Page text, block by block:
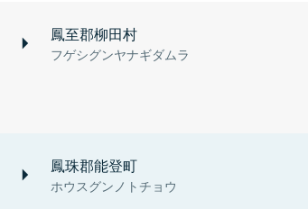
鳳至郡柳田村
フゲシグンヤナギダムラ
鳳珠郡能登町
ホウスグンノトチョウ